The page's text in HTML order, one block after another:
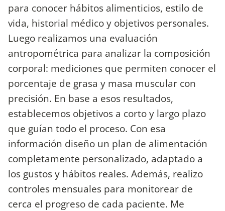
para conocer hábitos alimenticios, estilo de
vida, historial médico y objetivos personales.
Luego realizamos una evaluación
antropométrica para analizar la composición
corporal: mediciones que permiten conocer el
porcentaje de grasa y masa muscular con
precisión. En base a esos resultados,
establecemos objetivos a corto y largo plazo
que guían todo el proceso. Con esa
información diseño un plan de alimentación
completamente personalizado, adaptado a
los gustos y hábitos reales. Además, realizo
controles mensuales para monitorear de
cerca el progreso de cada paciente. Me